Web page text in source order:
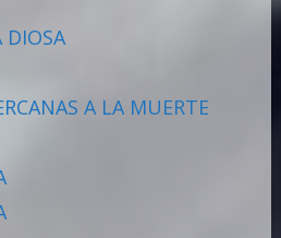
DIOSA
A LA MUERTE